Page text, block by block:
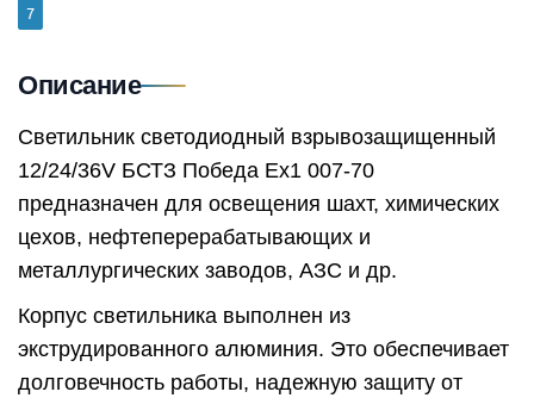
7
Описание
Светильник светодиодный взрывозащищенный
12/24/36V БСТЗ Победа Ex1 007-70
предназначен для освещения шахт, химических
цехов, нефтеперерабатывающих и
металлургических заводов, АЗС и др.
Корпус светильника выполнен из
экструдированного алюминия. Это обеспечивает
долговечность работы, надежную защиту от